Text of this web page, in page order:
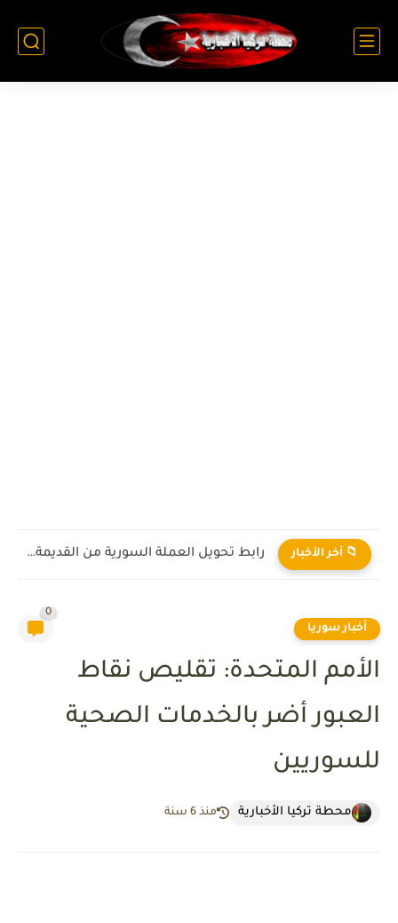
📁 آخر الأخبار رابط تحويل العملة السورية من القديمة إلى الجديدة 2026
أخبار سوريا
0
الأمم المتحدة: تقليص نقاط
العبور أضر بالخدمات الصحية
للسوريين
محطة تركيا الأخبارية منذ 6 سنة